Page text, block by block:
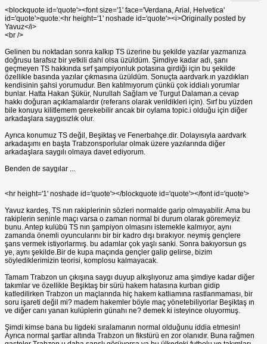
<blockquote id='quote'><font size='1' face='Verdana, Arial, Helvetica'
id='quote'>quote:<hr height='1' noshade id='quote'><i>Originally posted by
Yavuz</i>
<br />
Gelinen bu noktadan sonra kalkıp TS üzerine bu şekilde yazılar yazmanıza
doğrusu tarafsız bir yetkili dahi olsa üzüldüm. Şimdiye kadar adı, şanı
geçmeyen TS hakkında sırf şampiyonluk potasına girdiği için bu şekilde
özellikle basında yazılar çıkmasına üzüldüm. Sonuçta aardvark.ın yazdıkları
kendisinin şahsi yorumudur. Ben katılmıyorum çünkü çok iddialı yorumlar
bunlar. Hatta Hakan Şükür, Nurullah Sağlam ve Turgut Dalaman.a cevap
hakkı doğuran açıklamalardır (referans olarak verildikleri için). Sırf bu yüzden
bile konuyu kilitlemem gerekebilir ancak bir oylama topic.i olduğu için diğer
arkadaşlara saygısızlık olur.
Ayrıca konumuz TS değil, Beşiktaş ve Fenerbahçe.dir. Dolayısıyla aardvark
arkadaşımı en başta Trabzonsporlular olmak üzere yazılarında diğer
arkadaşlara saygılı olmaya davet ediyorum.
Benden de saygılar ...
<hr height='1' noshade id='quote'></blockquote id='quote'></font id='quote'>
Yavuz kardeş, TS nın rakiplerinin sözleri normalde garip olmayabilir. Ama bu
rakiplerin seninle maçı varsa o zaman normal bi durum olarak göremeyiz
bunu. Antep kulübü TS nın şampiyon olmasını istemekle kalmıyor, aynı
zamanda önemli oyuncularını bir bir kadro dışı bırakıyor. neymiş gençlere
şans vermek istiyorlarmış. bu adamlar çok yaşlı sanki. Sonra bakıyorsun gs
ye, aynı şekilde.Bir de kupa maçında gençler galip gelirse, bizim
söylediklerimizin teorisi, komplosu kalmayacak.
Tamam Trabzon un çıkışına saygı duyup alkışlıyoruz ama şimdiye kadar diğer
takımlar ve özellikle Beşiktaş bir sürü hakem hatasına kurban gidip
katledilirken Trabzon un maçlarında hiç hakem katliamına rastlanmaması, bir
soru işareti değil mi? madem hakemler böyle maç yönetebiliyorlar Beşiktaş ın
ve diğer canı yanan kulüplerin günahı ne? demek ki isteyince oluyormuş.
Şimdi kimse bana bu ligdeki sıralamanın normal olduğunu iddia etmesin!
Ayrıca normal şartlar altında Trabzon un fikstürü en zor olanıdır. Buna rağmen